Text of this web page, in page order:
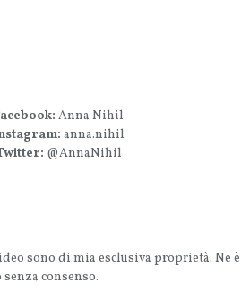
Anna Nihil
anna.nihil
@AnnaNihil
sono di mia esclusiva proprietà. Ne è
consenso.